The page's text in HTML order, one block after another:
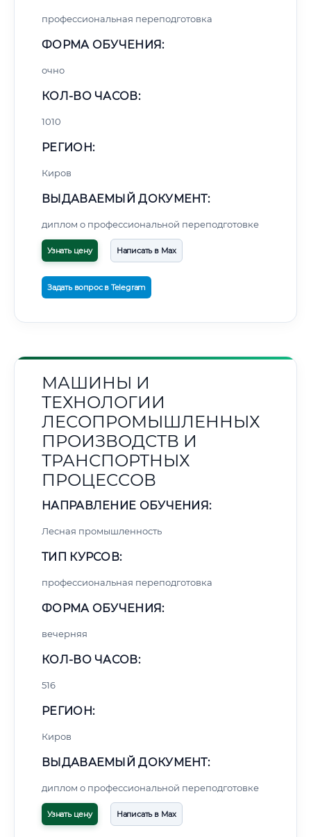
профессиональная переподготовка
ФОРМА ОБУЧЕНИЯ:
очно
КОЛ-ВО ЧАСОВ:
1010
РЕГИОН:
Киров
ВЫДАВАЕМЫЙ ДОКУМЕНТ:
диплом о профессиональной переподготовке
Узнать цену Написать в Max
Задать вопрос в Telegram
МАШИНЫ И
ТЕХНОЛОГИИ
ЛЕСОПРОМЫШЛЕННЫХ
ПРОИЗВОДСТВ И
ТРАНСПОРТНЫХ
ПРОЦЕССОВ
НАПРАВЛЕНИЕ ОБУЧЕНИЯ:
Лесная промышленность
ТИП КУРСОВ:
профессиональная переподготовка
ФОРМА ОБУЧЕНИЯ:
вечерняя
КОЛ-ВО ЧАСОВ:
516
РЕГИОН:
Киров
ВЫДАВАЕМЫЙ ДОКУМЕНТ:
диплом о профессиональной переподготовке
Узнать цену Написать в Max